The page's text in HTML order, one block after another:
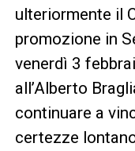
ulteriormente il
promozione in
venerdì 3
all’Alberto
continuare a
certezze